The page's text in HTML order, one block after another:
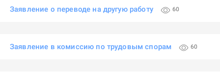
Заявление о переводе на другую работу 60
Заявление в комиссию по трудовым спорам 60